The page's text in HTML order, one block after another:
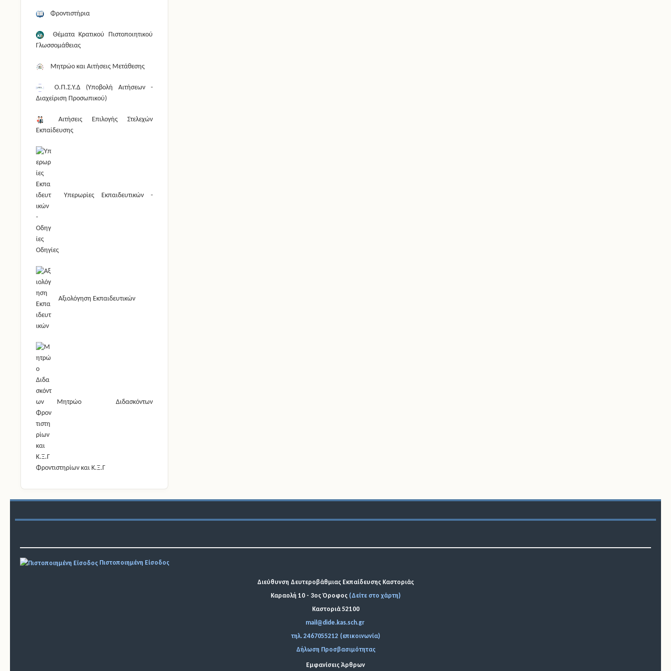
Φροντιστήρια
Θέματα Κρατικού Πιστοποιητικού
Γλωσσομάθειας
Μητρώο και Αιτήσεις Μετάθεσης
Ο.Π.Σ.Υ.Δ (Υποβολή Αιτήσεων -
Διαχείριση Προσωπικού)
Αιτήσεις Επιλογής Στελεχών
Εκπαίδευσης
Υπερωρίες Εκπαιδευτικών -
Οδηγίες
Αξιολόγηση Εκπαιδευτικών
Μητρώο Διδασκόντων
Φροντιστηρίων και Κ.Ξ.Γ
Πιστοποιημένη Είσοδος
Διεύθυνση Δευτεροβάθμιας Εκπαίδευσης Καστοριάς
Καραολή 10 - 3ος Όροφος (Δείτε στο χάρτη)
Καστοριά 52100
mail@dide.kas.sch.gr
τηλ. 2467055212 (επικοινωνία)
Δήλωση Προσβασιμότητας
Εμφανίσεις Άρθρων